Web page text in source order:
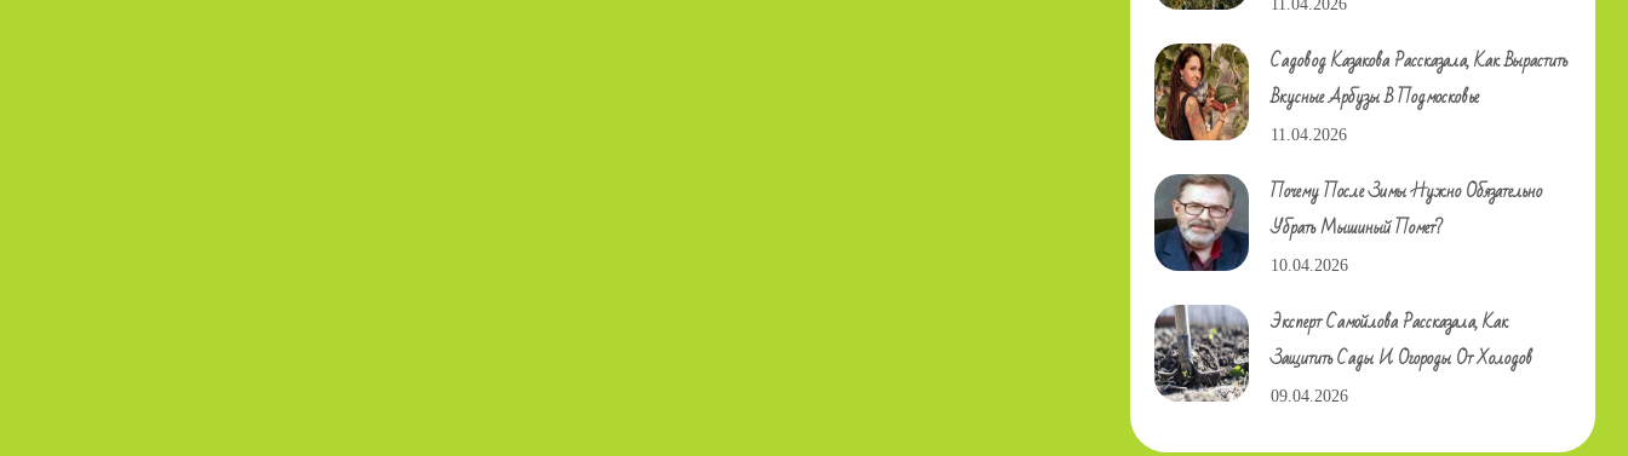
11.04.2026
Садовод Казакова Рассказала, Как Вырастить
Вкусные Арбузы В Подмосковье
11.04.2026
Почему После Зимы Нужно Обязательно
Убрать Мышиный Помет?
10.04.2026
Эксперт Самойлова Рассказала, Как
Защитить Сады И Огороды От Холодов
09.04.2026